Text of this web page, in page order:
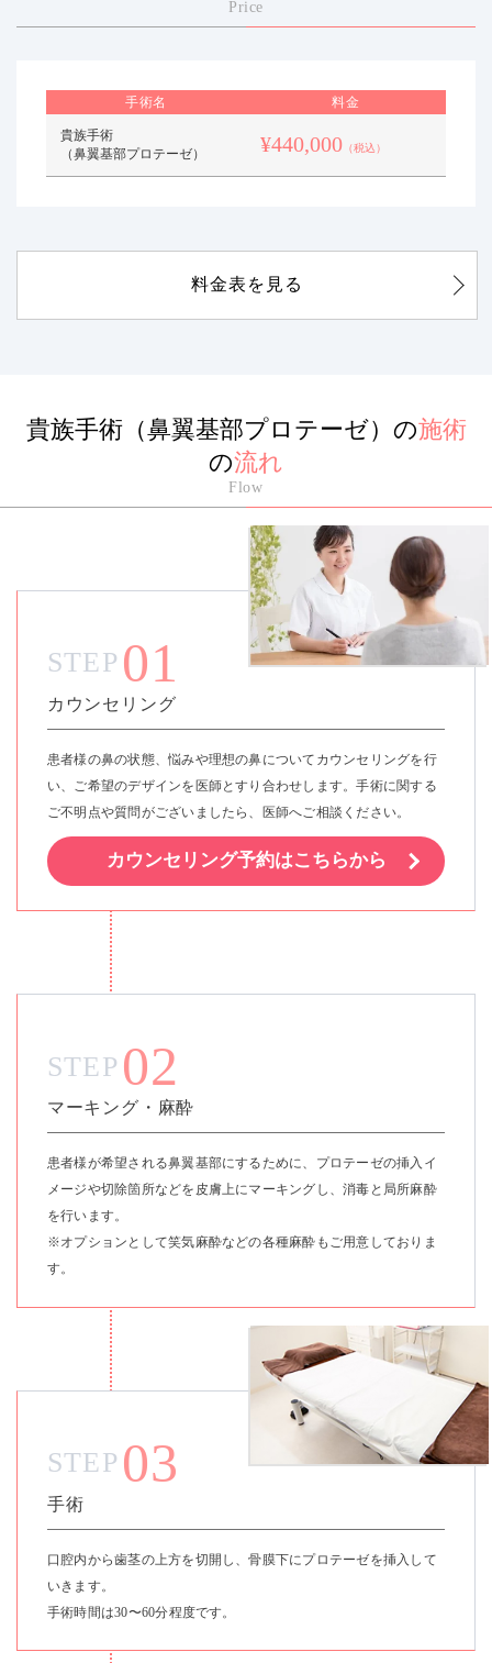
Price
手術名 料金
貴族手術
（鼻翼基部プロテーゼ）
¥440,000 （税込）
料金表を見る
貴族手術（鼻翼基部プロテーゼ）の施術
の流れ
Flow
STEP 01
カウンセリング
患者様の鼻の状態、悩みや理想の鼻についてカウンセリングを行
い、ご希望のデザインを医師とすり合わせします。手術に関する
ご不明点や質問がございましたら、医師へご相談ください。
カウンセリング予約はこちらから
STEP 02
マーキング・麻酔
患者様が希望される鼻翼基部にするために、プロテーゼの挿入イ
メージや切除箇所などを皮膚上にマーキングし、消毒と局所麻酔
を行います。
※オプションとして笑気麻酔などの各種麻酔もご用意しておりま
す。
STEP 03
手術
口腔内から歯茎の上方を切開し、骨膜下にプロテーゼを挿入して
いきます。
手術時間は30〜60分程度です。